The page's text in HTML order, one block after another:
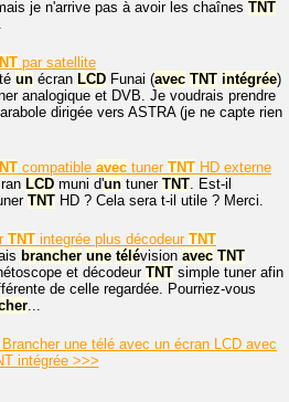
je n'arrive pas à avoir les chaînes TNT
par satellite
un écran LCD Funai (avec TNT intégrée)
analogique et DVB. Je voudrais prendre
dirigée vers ASTRA (je ne capte rien
compatible avec tuner TNT HD externe
LCD muni d'un tuner TNT. Est-il
TNT HD ? Cela sera t-il utile ? Merci.
TNT integrée plus décodeur TNT
brancher une télévision avec TNT
et décodeur TNT simple tuner afin
de celle regardée. Pourriez-vous
...
une télé avec un écran LCD avec
intégrée >>>